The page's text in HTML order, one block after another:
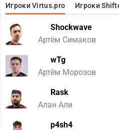
Игроки Virtus.pro Игроки
Shockwave
Артём Симаков
wTg
Артём Морозов
Rask
Алан Али
p4sh4